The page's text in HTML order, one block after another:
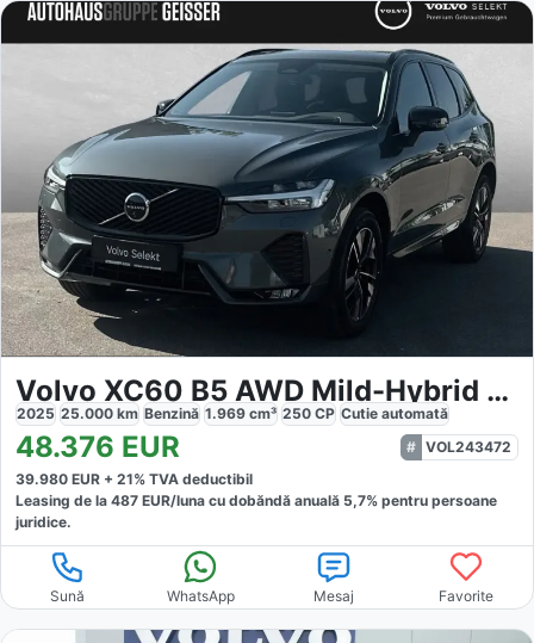
Volvo XC60 B5 AWD Mild-Hybrid Plus
2025 25.000 km Benzină 1.969 cm³ 250 CP Cutie automată
48.376 EUR
VOL243472
39.980 EUR + 21% TVA deductibil
Leasing de la 487 EUR/luna cu dobăndă anuală 5,7% pentru persoane
juridice.
Sună WhatsApp Mesaj Favorite